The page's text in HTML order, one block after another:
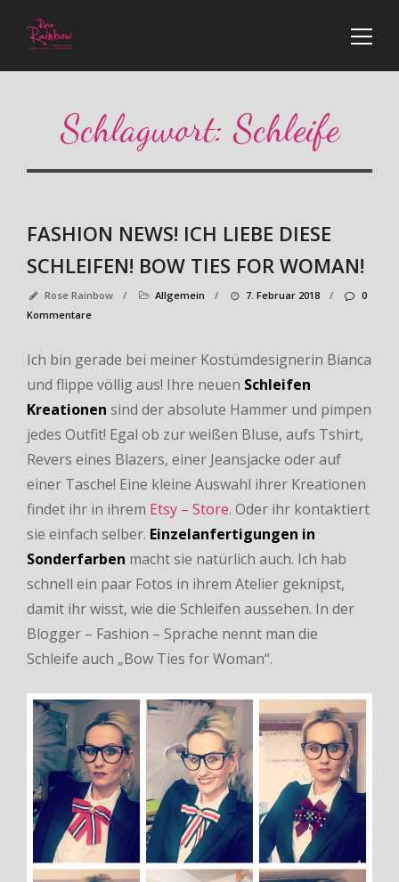
Schlagwort: Schleife
FASHION NEWS! ICH LIEBE DIESE
SCHLEIFEN! BOW TIES FOR WOMAN!
Rose Rainbow / Allgemein / 7. Februar 2018 /
0
Kommentare
Ich bin gerade bei meiner Kostümdesignerin Bianca
und flippe völlig aus! Ihre neuen Schleifen
Kreationen sind der absolute Hammer und pimpen
jedes Outfit! Egal ob zur weißen Bluse, aufs Tshirt,
Revers eines Blazers, einer Jeansjacke oder auf
einer Tasche! Eine kleine Auswahl ihrer Kreationen
findet ihr in ihrem Etsy – Store. Oder ihr kontaktiert
sie einfach selber. Einzelanfertigungen in
Sonderfarben macht sie natürlich auch. Ich hab
schnell ein paar Fotos in ihrem Atelier geknipst,
damit ihr wisst, wie die Schleifen aussehen. In der
Blogger – Fashion – Sprache nennt man die
Schleife auch „Bow Ties for Woman“.